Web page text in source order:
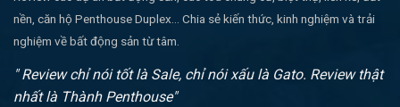
nền, căn hộ Penthouse Duplex... Chia sẻ kiến thức, kinh nghiệm và trải
nghiệm về bất động sản từ tâm.
" Review chỉ nói tốt là Sale, chỉ nói xấu là Gato. Review thật
nhất là Thành Penthouse"